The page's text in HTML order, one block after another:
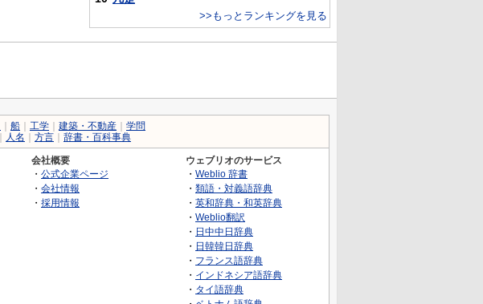
>>もっとランキングを見る
船 工学 建築・不動産
学問
人名 方言 辞書・百科事典
会社概要
・ 公式企業ページ
・ 会社情報
・ 採用情報
ウェブリオのサービス
・ Weblio 辞書
・ 類語・対義語辞典
・ 英和辞典・和英辞典
・ Weblio翻訳
・ 日中中日辞典
・ 日韓韓日辞典
・ フランス語辞典
・ インドネシア語辞典
・ タイ語辞典